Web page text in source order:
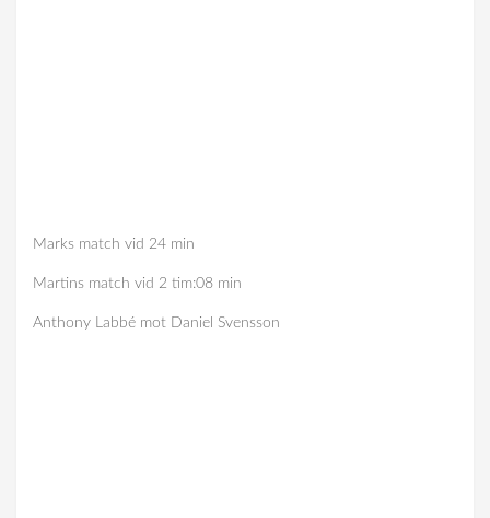
Marks match vid 24 min
Martins match vid 2 tim:08 min
Anthony Labbé mot Daniel Svensson